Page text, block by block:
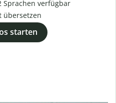
Sprachen verfügbar
übersetzen
starten